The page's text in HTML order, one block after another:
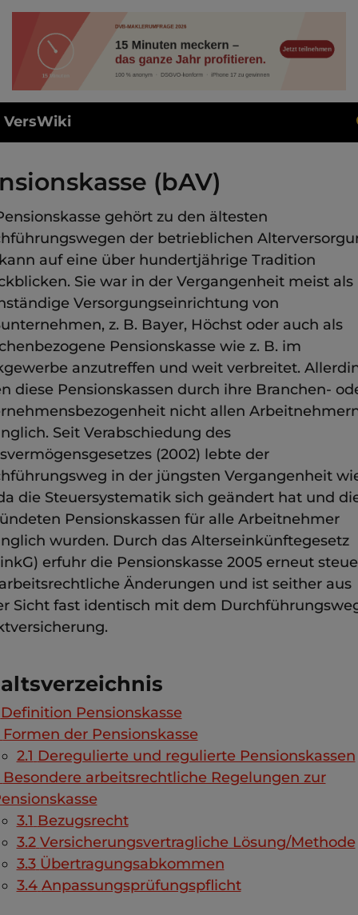
VersWiki
(bAV)
gehört zu den ältesten
der betrieblichen
auf eine über hundertjährige Tradition
Sie war in der Vergangenheit meist als
Versorgungseinrichtung von
z. B. Bayer, Höchst oder auch als
Pensionskasse wie z. B. im
anzutreffen und weit verbreitet.
diese Pensionskassen durch ihre Branchen-
nicht allen
Seit Verabschiedung des
(2002) lebte der
in der jüngsten Vergangenheit
die Steuersystematik sich geändert hat und
Pensionskassen für alle Arbeitnehmer
wurden. Durch das Alterseinkünftegesetz
erfuhr die Pensionskasse 2005 erneut
Änderungen und ist seither aus
Sicht fast identisch mit dem
Definition Pensionskasse
Formen der Pensionskasse
2.1 Deregulierte und regulierte Pensionskassen
Besondere arbeitsrechtliche Regelungen zur
3.1 Bezugsrecht
3.2 Versicherungsvertragliche Lösung/Methode
3.3 Übertragungsabkommen
3.4 Anpassungsprüfungspflicht